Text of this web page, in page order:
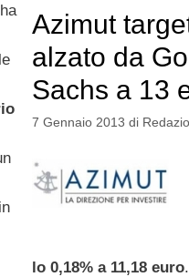
ha
Azimut
alzato da
Sachs a 13
7 Gennaio 2013 di
lo 0,18% a 11,18 euro